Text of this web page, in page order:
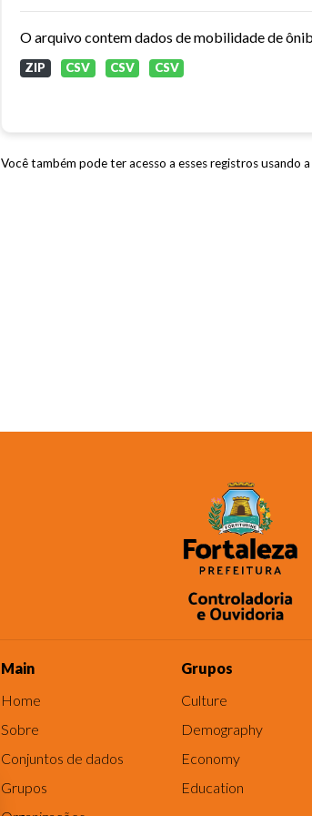
ZIP CSV CSV CSV
Você também pode ter acesso a esses registros usando a
Main
Home
Sobre
Conjuntos de dados
Grupos
Grupos
Culture
Demography
Economy
Education